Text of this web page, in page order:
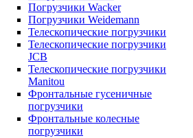
Погрузчики Wacker
Погрузчики Weidemann
Телескопические погрузчики
Телескопические погрузчики
JCB
Телескопические погрузчики
Manitou
Фронтальные гусеничные
погрузчики
Фронтальные колесные
погрузчики